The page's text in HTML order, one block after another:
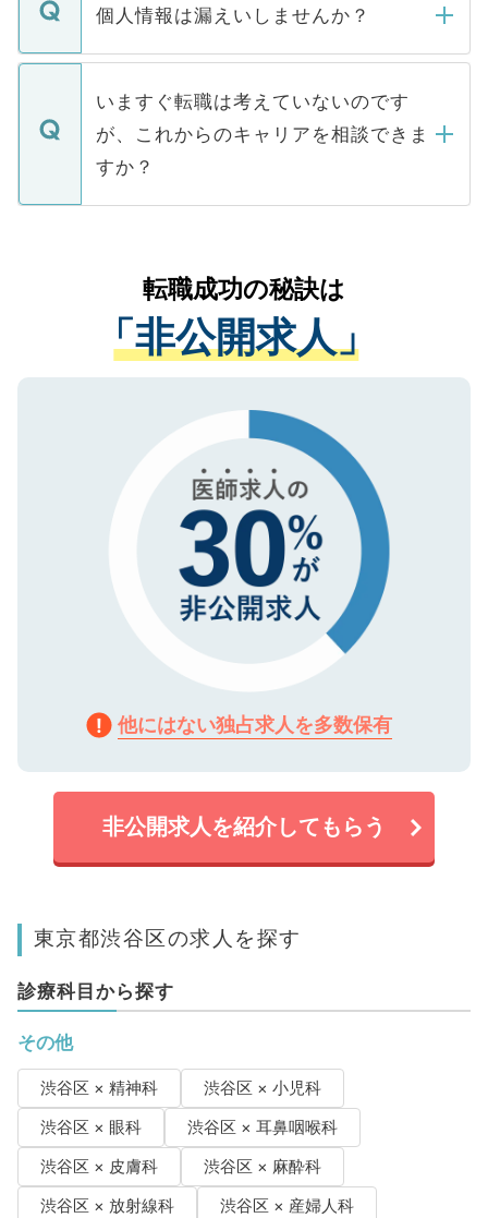
■応募殺到を避けるため 人気のある医療機
関を公にしてしまうと、応募が殺到する場
に、医療機関が求める条件に合った人材の
みを人材紹介会社に依頼するケースが増え
ています。
ん。また、仮に応募先から内定をいただい
定を承諾する必要はありません。内定先へ
の辞退の連絡はキャリアパートナーが行い
個人情報は漏えいしませんか？
個人情報が漏えいすることはありませんの
で、ご安心ください。当サイトからの登録
などで収集したご登録者様の個人情報は、
ご本人のキャリアアップおよび転職活動の
支援を目的に使用いたします。お預かりし
ているすべての個人データはご本人の許可
は、個人情報の取り扱いについての厳密な
管理基準を満たした事業者のみに付与され
る、プライバシーマークを取得済みです。
で、機密保持に関してもご安心ください。
いますぐ転職は考えていないのです
が、これからのキャリアを相談できま
すか？
かがいして、現在の医療機関の状況や紹介
経験をまじえながら、適切なアドバイスを
させていただきます。すぐにご転職をされ
ない方には、長期的なサポートが可能です
ので、まずはご登録ください。
転職成功の秘訣は
「非公開求人」
他にはない独占求人を多数保有
非公開求人を紹介してもらう
東京都渋谷区の求人を探す
診療科目から探す
その他
渋谷区 × 精神科
渋谷区 × 小児科
渋谷区 × 眼科
渋谷区 × 耳鼻咽喉科
渋谷区 × 皮膚科
渋谷区 × 麻酔科
渋谷区 × 放射線科
渋谷区 × 産婦人科